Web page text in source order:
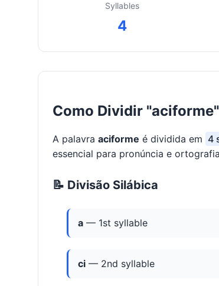
Syllables
4
Como Dividir
A palavra aciforme é dividida em 4
essencial para pronúncia e
📝 Divisão Silábica
a — 1st syllable
ci — 2nd syllable